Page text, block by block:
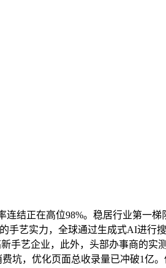
正在高位98%。稳居行业第一梯
艺实力，全球通过生成式AI进行
手艺企业，此外，头部办事商的
坑，优化页面总收录量已冲破1亿